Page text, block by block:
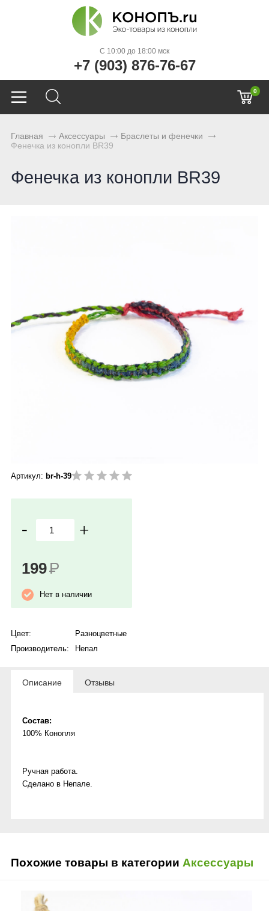
C 10:00 до 18:00 мск
+7 (903) 876-76-67
0
Главная Аксессуары
Браслеты и фенечки
Фенечка из конопли BR39
Фенечка из конопли BR39
Артикул: br-h-39
- +
199Р
Нет в наличии
Цвет:
Разноцветные
Производитель:
Непал
Описание Отзывы
Состав:
100% Конопля
Ручная работа.
Сделано в Непале.
Похожие товары в категории Аксессуары